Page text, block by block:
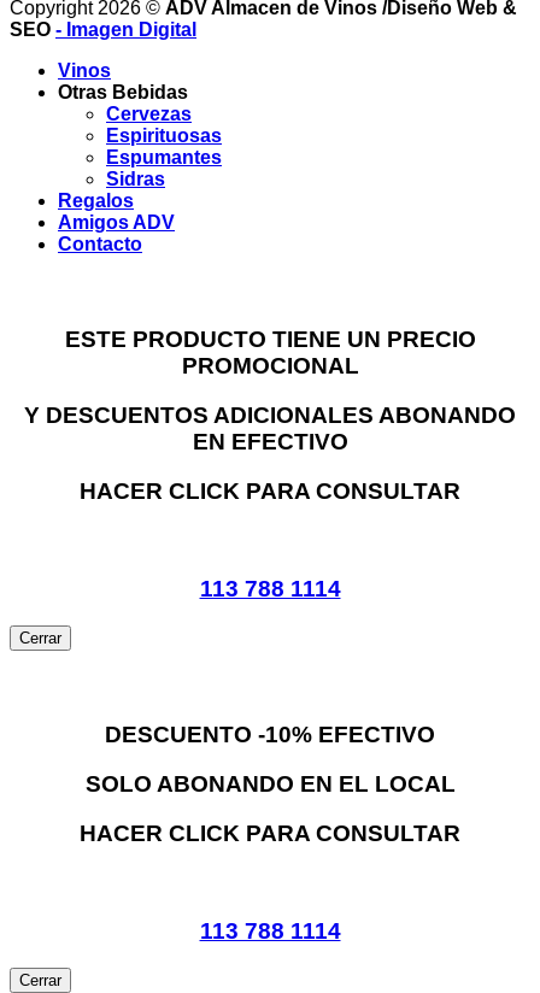
Copyright 2026 © ADV Almacen de Vinos /Diseño Web &
SEO - Imagen Digital
Vinos
Otras Bebidas
Cervezas
Espirituosas
Espumantes
Sidras
Regalos
Amigos ADV
Contacto
ESTE PRODUCTO TIENE UN PRECIO
PROMOCIONAL
Y DESCUENTOS ADICIONALES ABONANDO
EN EFECTIVO
HACER CLICK PARA CONSULTAR
113 788 1114
Cerrar
DESCUENTO -10% EFECTIVO
SOLO ABONANDO EN EL LOCAL
HACER CLICK PARA CONSULTAR
113 788 1114
Cerrar